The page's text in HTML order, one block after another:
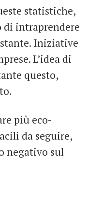
statistiche,
di intraprendere
Iniziative
L’idea di
questo,
più eco-
da seguire,
negativo sul